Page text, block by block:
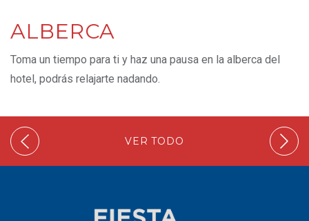
ALBERCA
Toma un tiempo para ti y haz una pausa en la alberca del
hotel, podrás relajarte nadando.
VER TODO